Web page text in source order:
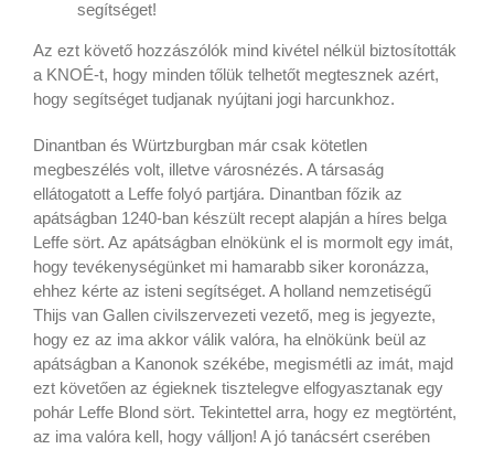
segítséget!
Az ezt követő hozzászólók mind kivétel nélkül biztosították
a KNOÉ-t, hogy minden tőlük telhetőt megtesznek azért,
hogy segítséget tudjanak nyújtani jogi harcunkhoz.
Dinantban és Würtzburgban már csak kötetlen
megbeszélés volt, illetve városnézés. A társaság
ellátogatott a Leffe folyó partjára. Dinantban főzik az
apátságban 1240-ban készült recept alapján a híres belga
Leffe sört. Az apátságban elnökünk el is mormolt egy imát,
hogy tevékenységünket mi hamarabb siker koronázza,
ehhez kérte az isteni segítséget. A holland nemzetiségű
Thijs van Gallen civilszervezeti vezető, meg is jegyezte,
hogy ez az ima akkor válik valóra, ha elnökünk beül az
apátságban a Kanonok székébe, megismétli az imát, majd
ezt követően az égieknek tisztelegve elfogyasztanak egy
pohár Leffe Blond sört. Tekintettel arra, hogy ez megtörtént,
az ima valóra kell, hogy válljon! A jó tanácsért cserében